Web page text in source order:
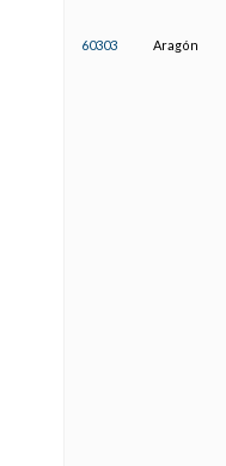
60303 Aragón